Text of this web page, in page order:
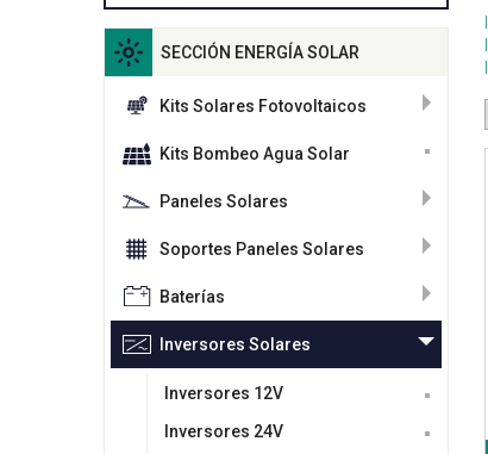
SECCIÓN ENERGÍA SOLAR
Kits Solares Fotovoltaicos
Kits Bombeo Agua Solar
Paneles Solares
Soportes Paneles Solares
Baterías
Inversores Solares
Inversores 12V
Inversores 24V